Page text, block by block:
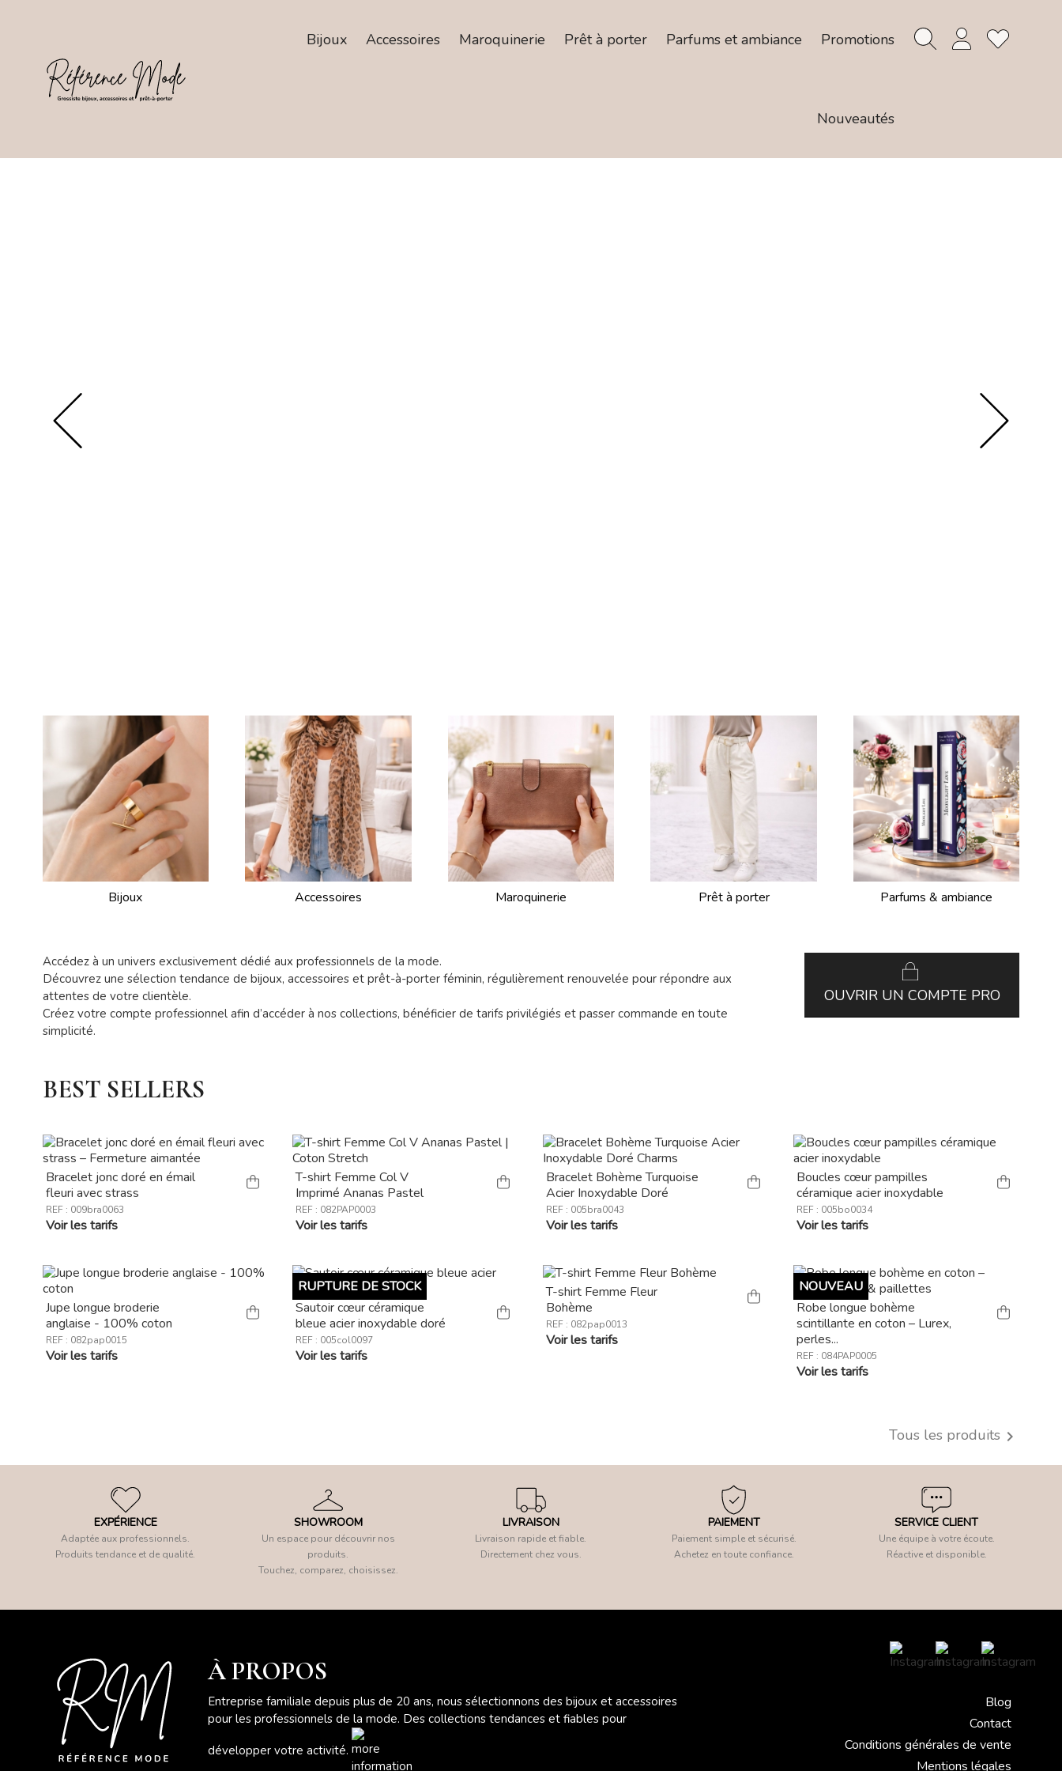
Bijoux Accessoires Maroquinerie Prêt à porter Parfums et ambiance Promotions
Nouveautés
Bijoux Accessoires Maroquinerie Prêt à porter Parfums & ambiance
Accédez à un univers exclusivement dédié aux professionnels de la mode.
Découvrez une sélection tendance de bijoux, accessoires et prêt-à-porter féminin, régulièrement renouvelée pour répondre aux
attentes de votre clientèle.
Créez votre compte professionnel afin d’accéder à nos collections, bénéficier de tarifs privilégiés et passer commande en toute
simplicité.
OUVRIR UN COMPTE PRO
BEST SELLERS
Bracelet jonc doré en émail
fleuri avec strass
REF : 009bra0063
Voir les tarifs
T-shirt Femme Col V
Imprimé Ananas Pastel
REF : 082PAP0003
Voir les tarifs
Bracelet Bohème Turquoise
Acier Inoxydable Doré
REF : 005bra0043
Voir les tarifs
Boucles cœur pampilles
céramique acier inoxydable
REF : 005bo0034
Voir les tarifs
Jupe longue broderie
anglaise - 100% coton
REF : 082pap0015
Voir les tarifs
Sautoir cœur céramique
bleue acier inoxydable doré
REF : 005col0097
Voir les tarifs
RUPTURE DE STOCK
T-shirt Femme Fleur
Bohème
REF : 082pap0013
Voir les tarifs
Robe longue bohème
scintillante en coton – Lurex,
perles...
REF : 084PAP0005
Voir les tarifs
NOUVEAU
Tous les produits 
EXPÉRIENCE
Adaptée aux professionnels.
Produits tendance et de qualité.
SHOWROOM
Un espace pour découvrir nos
produits.
Touchez, comparez, choisissez.
LIVRAISON
Livraison rapide et fiable.
Directement chez vous.
PAIEMENT
Paiement simple et sécurisé.
Achetez en toute confiance.
SERVICE CLIENT
Une équipe à votre écoute.
Réactive et disponible.
À PROPOS
Entreprise familiale depuis plus de 20 ans, nous sélectionnons des bijoux et accessoires
pour les professionnels de la mode. Des collections tendances et fiables pour
développer votre activité.
Blog
Contact
Conditions générales de vente
Mentions légales